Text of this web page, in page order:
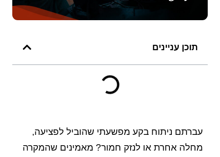
תוכן עניינים
עברתם ניתוח בקע מפשעתי שהוביל לפציעה,
מחלה אחרת או לנזק חמור? מאמינים שהמקרה